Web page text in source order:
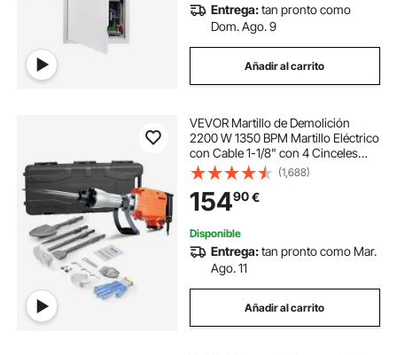
Entrega:tan pronto como
Dom. Ago. 9
Añadir al carrito
VEVOR Martillo de Demolición
2200 W 1350 BPM Martillo Eléctrico
con Cable 1-1/8" con 4 Cinceles
Reemplazables Mango Giratorio
360° Rompe Hormigón
Antivibración para Cincelar
Construcción Fontanería
(1,688)
15490€
Disponible
Entrega:tan pronto como Mar.
Ago. 11
Añadir al carrito